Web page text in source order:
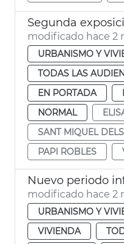
modificado hace 2
URBANISMO Y
TODAS LAS
EN PORTADA
NORMAL
SANT MIQUEL
PAPI ROBLES
modificado hace 2
URBANISMO Y
VIVIENDA